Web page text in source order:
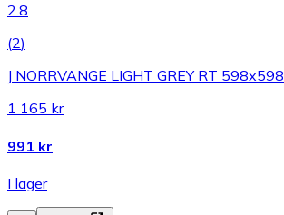
2.8
(2)
J NORRVANGE LIGHT GREY RT 598x598
1 165 kr
991 kr
I lager